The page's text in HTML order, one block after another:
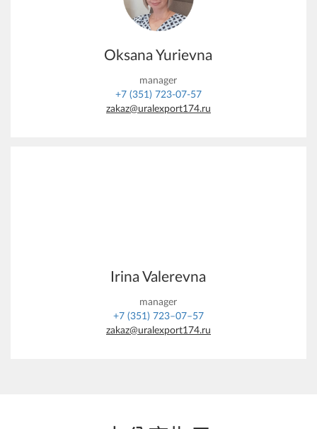
Oksana Yurievna
manager
+7 (351) 723-07-57
zakaz@uralexport174.ru
Irina Valerevna
manager
+7 (351) 723–07–57
zakaz@uralexport174.ru